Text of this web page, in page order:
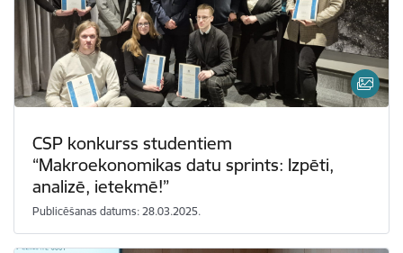
CSP konkurss studentiem
“Makroekonomikas datu sprints: Izpēti,
analizē, ietekmē!”
Publicēšanas datums: 28.03.2025.